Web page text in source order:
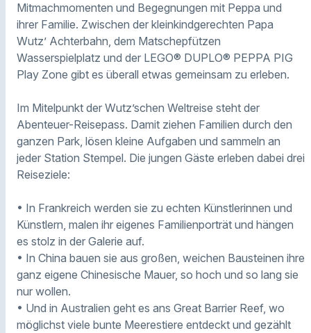
Mitmachmomenten und Begegnungen mit Peppa und
ihrer Familie. Zwischen der kleinkindgerechten Papa
Wutz’ Achterbahn, dem Matschepfützen
Wasserspielplatz und der LEGO® DUPLO® PEPPA PIG
Play Zone gibt es überall etwas gemeinsam zu erleben.
Im Mitelpunkt der Wutz’schen Weltreise steht der
Abenteuer-Reisepass. Damit ziehen Familien durch den
ganzen Park, lösen kleine Aufgaben und sammeln an
jeder Station Stempel. Die jungen Gäste erleben dabei drei
Reiseziele:
• In Frankreich werden sie zu echten Künstlerinnen und
Künstlern, malen ihr eigenes Familienporträt und hängen
es stolz in der Galerie auf.
• In China bauen sie aus großen, weichen Bausteinen ihre
ganz eigene Chinesische Mauer, so hoch und so lang sie
nur wollen.
• Und in Australien geht es ans Great Barrier Reef, wo
möglichst viele bunte Meerestiere entdeckt und gezählt